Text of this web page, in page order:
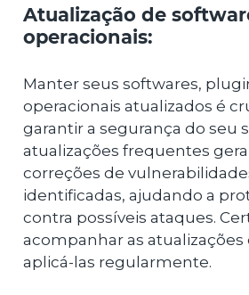
Atualização de
operacionais:
Manter seus softwares,
operacionais atualizados é
garantir a segurança do seu
atualizações frequentes
correções de
identificadas, ajudando a
contra possíveis ataques.
acompanhar as atualizações
aplicá-las regularmente.